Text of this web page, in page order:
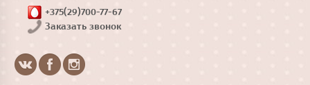
+375(29)700-77-67
Заказать звонок